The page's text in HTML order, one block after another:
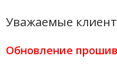
Уважаемые
Обновление